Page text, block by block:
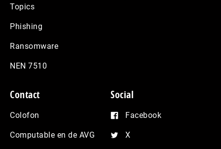
Topics
Phishing
Ransomware
NEN 7510
Contact
Colofon
Computable en de AVG
Social
Facebook
X